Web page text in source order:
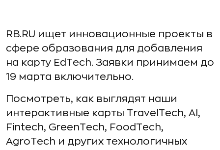
RB.RU ищет инновационные проекты в
сфере образования для добавления
на карту EdTech. Заявки принимаем до
19 марта включительно.
Посмотреть, как выглядят наши
интерактивные карты TravelTech, AI,
Fintech, GreenTech, FoodTech,
AgroTech и других технологичных